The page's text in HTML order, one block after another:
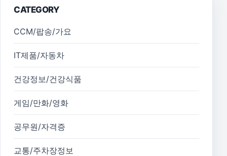
CATEGORY
CCM/팝송/가요
IT제품/자동차
건강정보/건강식품
게임/만화/영화
공무원/자격증
교통/주차장정보